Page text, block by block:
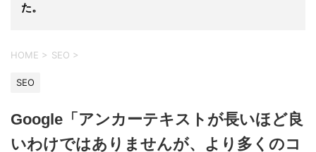
た。
HOME > SEO >
SEO
Google「アンカーテキストが長いほど良
いわけではありませんが、より多くのコ